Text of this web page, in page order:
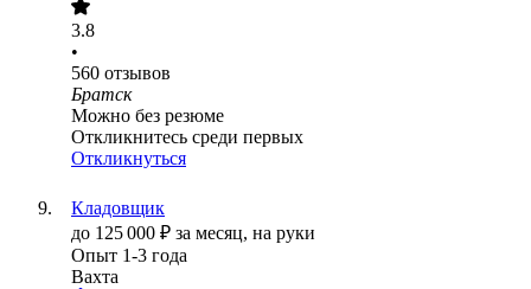
3.8
•
560 отзывов
Братск
Можно без резюме
Откликнитесь среди первых
Откликнуться
Кладовщик
до 125 000 ₽ за месяц, на руки
Опыт 1-3 года
Вахта